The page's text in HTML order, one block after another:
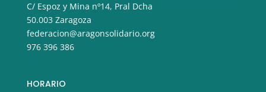
C/ Espoz y Mina nº14, Pral Dcha
50.003 Zaragoza
federacion@aragonsolidario.org
976 396 386
HORARIO